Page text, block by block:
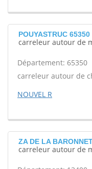
POUYASTRUC 65350
carreleur autour de
Département: 65350
carreleur autour de
NOUVEL R
ZA DE LA
carreleur autour de